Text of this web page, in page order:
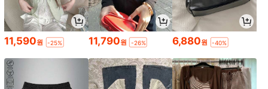
11,590원 -25% 11,790원 -26% 6,880원 -40%